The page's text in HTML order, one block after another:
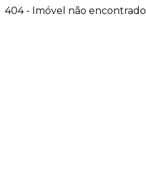
404 - Imóvel não encontrado